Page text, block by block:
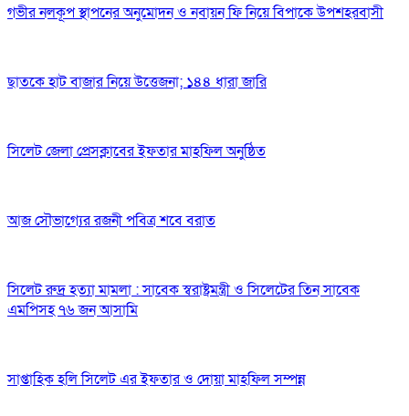
গভীর নলকূপ স্থাপনের অনুমোদন ও নবায়ন ফি নিয়ে বিপাকে উপশহরবাসী
ছাতকে হাট বাজার নিয়ে উত্তেজনা; ১৪৪ ধারা জারি
সিলেট জেলা প্রেসক্লাবের ইফতার মাহফিল অনুষ্ঠিত
আজ সৌভাগ্যের রজনী পবিত্র শবে বরাত
সিলেট রুদ্র হত্যা মামলা : সাবেক স্বরাষ্ট্রমন্ত্রী ও সিলেটের তিন সাবেক
এমপিসহ ৭৬ জন আসামি
সাপ্তাহিক হলি সিলেট এর ইফতার ও দোয়া মাহফিল সম্পন্ন